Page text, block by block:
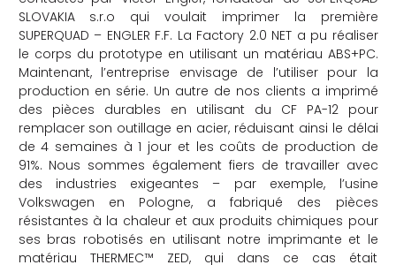
SLOVAKIA s.r.o qui voulait imprimer la première
SUPERQUAD – ENGLER F.F. La Factory 2.0 NET a pu réaliser
le corps du prototype en utilisant un matériau ABS+PC.
Maintenant, l’entreprise envisage de l’utiliser pour la
production en série. Un autre de nos clients a imprimé
des pièces durables en utilisant du CF PA-12 pour
remplacer son outillage en acier, réduisant ainsi le délai
de 4 semaines à 1 jour et les coûts de production de
91%. Nous sommes également fiers de travailler avec
des industries exigeantes – par exemple, l’usine
Volkswagen en Pologne, a fabriqué des pièces
résistantes à la chaleur et aux produits chimiques pour
ses bras robotisés en utilisant notre imprimante et le
matériau THERMEC™ ZED, qui dans ce cas était